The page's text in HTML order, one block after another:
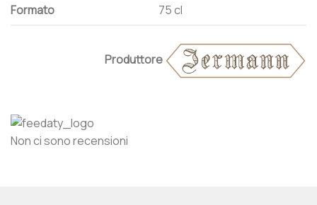
Formato
75 cl
Produttore
Non ci sono recensioni